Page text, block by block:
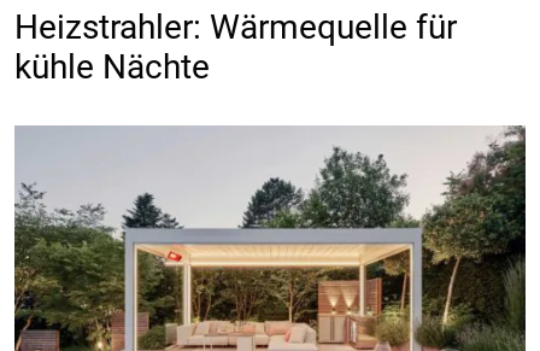
Heizstrahler: Wärmequelle für
kühle Nächte